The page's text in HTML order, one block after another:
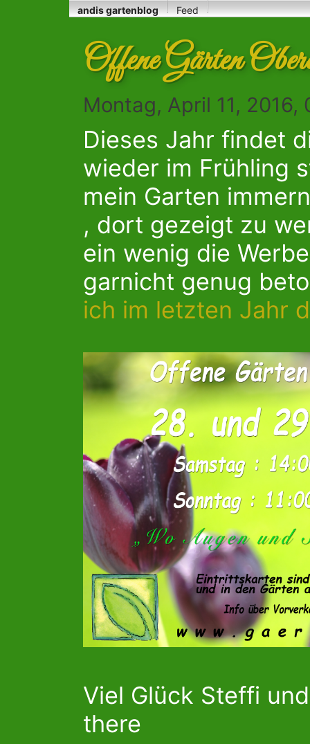
andis gartenblog Feed
Offene Gärten
Montag, April 11, 2016,
Dieses Jahr findet
wieder im Frühling
mein Garten
, dort gezeigt zu
ein wenig die
garnicht genug
ich im letzten Jahr
Viel Glück Steffi
there